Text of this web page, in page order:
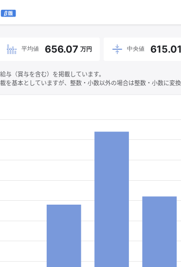
平均値 656.07 万円 中央値 615.01
与（賞与を含む）を掲載しています。
を基本としていますが、整数・小数以外の場合は整数・小数に変換